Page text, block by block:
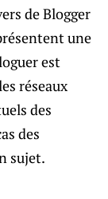
de Blogger
une
est
réseaux
des
des
sujet.